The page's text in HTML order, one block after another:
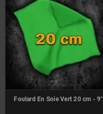
Foulard En Soie Vert 20 cm - 9"